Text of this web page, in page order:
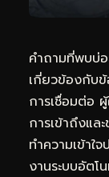
คำถามที่พบบ่
เกี่ยวข้องกับ
การเชื่อมต่อ
การเข้าถึงแล
ทำความเข้าใ
งานระบบอัตโ